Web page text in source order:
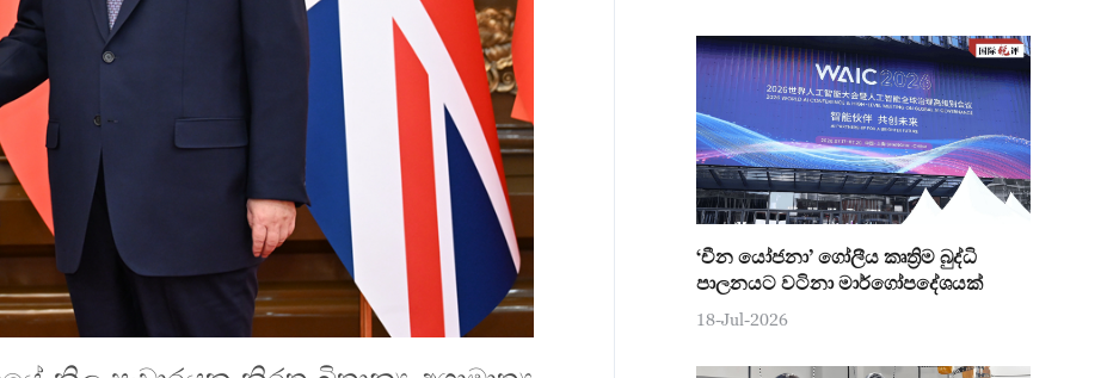
‘චීන යෝජනා’ ගෝලීය කෘත්‍රිම බුද්ධි
පාලනයට වටිනා මාර්ගෝපදේශයක්
18-Jul-2026